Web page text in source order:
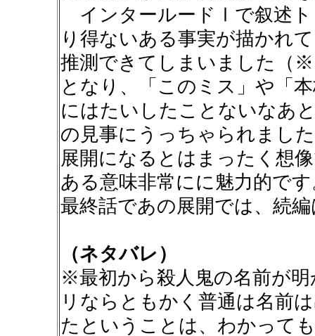
インタールードⅠで叙述ト
り得ないある事実が描かれ
推測できてしまいました（
となり、「このミス」や「
にはたいしたことないなあ
の見事にうっちゃられまし
展開になるとはまったく想
ある意味非常にに魅力的で
最終話であの展開では、続
（ネタバレ）
※最初から殺人鬼の名前が
リならともかく普通は名前
たということは、わかって